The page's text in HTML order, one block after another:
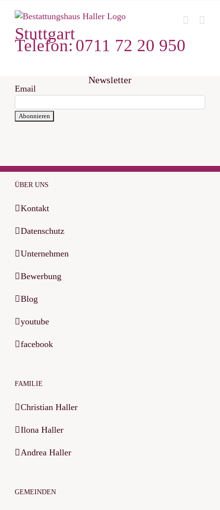
Inhalt
springenStuttgart
Telefon:0711 72 20 950
Newsletter
Email
ÜBER UNS
Kontakt
Datenschutz
Unternehmen
Bewerbung
Blog
youtube
facebook
FAMILIE
Christian Haller
Ilona Haller
Andrea Haller
GEMEINDEN